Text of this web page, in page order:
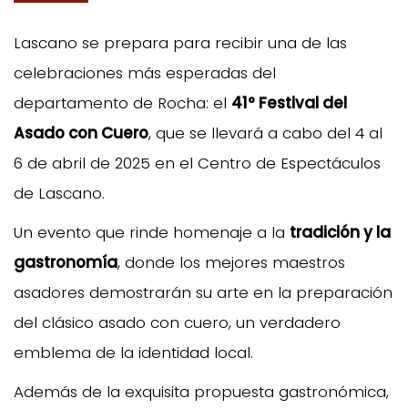
Lascano se prepara para recibir una de las
celebraciones más esperadas del
departamento de Rocha: el 41° Festival del
Asado con Cuero, que se llevará a cabo del 4 al
6 de abril de 2025 en el Centro de Espectáculos
de Lascano.
Un evento que rinde homenaje a la tradición y la
gastronomía, donde los mejores maestros
asadores demostrarán su arte en la preparación
del clásico asado con cuero, un verdadero
emblema de la identidad local.
Además de la exquisita propuesta gastronómica,